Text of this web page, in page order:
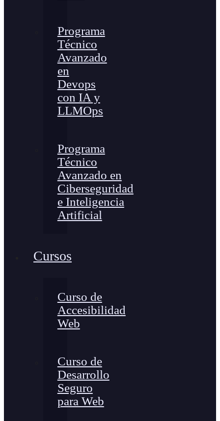
Programa
Técnico
Avanzado
en
Devops
con IA y
LLMOps
Programa
Técnico
Avanzado en
Ciberseguridad
e Inteligencia
Artificial
Cursos
Curso de
Accesibilidad
Web
Curso de
Desarrollo
Seguro
para Web